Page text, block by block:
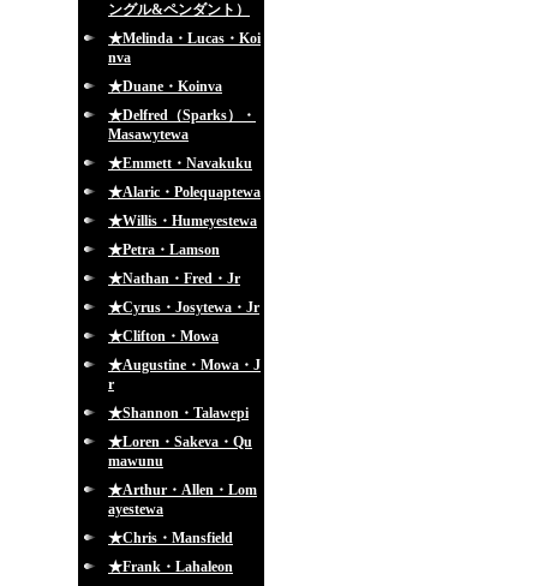
ングル&ペンダント）
★Melinda・Lucas・Koi
nva
★Duane・Koinva
★Delfred（Sparks）・
Masawytewa
★Emmett・Navakuku
★Alaric・Polequaptewa
★Willis・Humeyestewa
★Petra・Lamson
★Nathan・Fred・Jr
★Cyrus・Josytewa・Jr
★Clifton・Mowa
★Augustine・Mowa・J
r
★Shannon・Talawepi
★Loren・Sakeva・Qu
mawunu
★Arthur・Allen・Lom
ayestewa
★Chris・Mansfield
★Frank・Lahaleon